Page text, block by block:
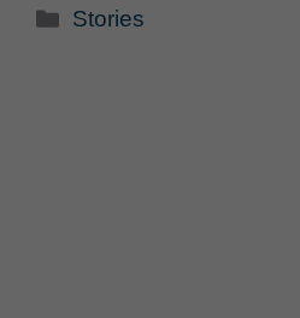
Categorie
Stories